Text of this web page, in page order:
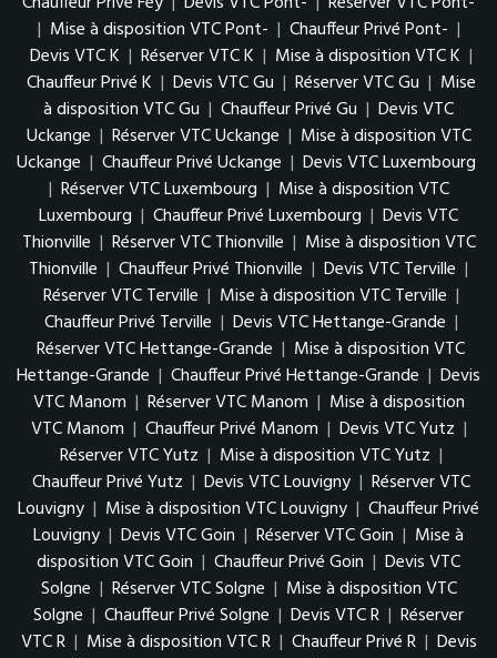
| Mise à disposition VTC Pont- | Chauffeur Privé Pont- |
Devis VTC K | Réserver VTC K | Mise à disposition VTC K |
Chauffeur Privé K | Devis VTC Gu | Réserver VTC Gu | Mise
à disposition VTC Gu | Chauffeur Privé Gu | Devis VTC
Uckange | Réserver VTC Uckange | Mise à disposition VTC
Uckange | Chauffeur Privé Uckange | Devis VTC Luxembourg
| Réserver VTC Luxembourg | Mise à disposition VTC
Luxembourg | Chauffeur Privé Luxembourg | Devis VTC
Thionville | Réserver VTC Thionville | Mise à disposition VTC
Thionville | Chauffeur Privé Thionville | Devis VTC Terville |
Réserver VTC Terville | Mise à disposition VTC Terville |
Chauffeur Privé Terville | Devis VTC Hettange-Grande |
Réserver VTC Hettange-Grande | Mise à disposition VTC
Hettange-Grande | Chauffeur Privé Hettange-Grande | Devis
VTC Manom | Réserver VTC Manom | Mise à disposition
VTC Manom | Chauffeur Privé Manom | Devis VTC Yutz |
Réserver VTC Yutz | Mise à disposition VTC Yutz |
Chauffeur Privé Yutz | Devis VTC Louvigny | Réserver VTC
Louvigny | Mise à disposition VTC Louvigny | Chauffeur Privé
Louvigny | Devis VTC Goin | Réserver VTC Goin | Mise à
disposition VTC Goin | Chauffeur Privé Goin | Devis VTC
Solgne | Réserver VTC Solgne | Mise à disposition VTC
Solgne | Chauffeur Privé Solgne | Devis VTC R | Réserver
VTC R | Mise à disposition VTC R | Chauffeur Privé R | Devis